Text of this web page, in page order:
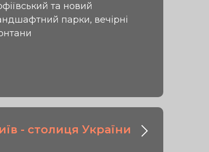
та новий
парки, вечірні
- столиця України